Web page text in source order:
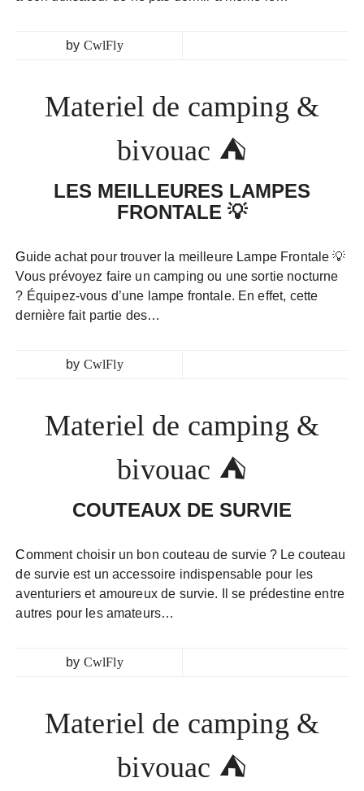
by CwlFly
Materiel de camping &
bivouac ⛺
LES MEILLEURES LAMPES
FRONTALE 💡
Guide achat pour trouver la meilleure Lampe Frontale 💡
Vous prévoyez faire un camping ou une sortie nocturne
? Équipez-vous d’une lampe frontale. En effet, cette
dernière fait partie des…
by CwlFly
Materiel de camping &
bivouac ⛺
COUTEAUX DE SURVIE
Comment choisir un bon couteau de survie ? Le couteau
de survie est un accessoire indispensable pour les
aventuriers et amoureux de survie. Il se prédestine entre
autres pour les amateurs…
by CwlFly
Materiel de camping &
bivouac ⛺